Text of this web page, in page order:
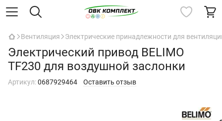
Вентиляция Электрические принадлежности для
Электрический привод BELIMO
TF230 для воздушной заслонки
Артикул:0687929464 Оставить отзыв